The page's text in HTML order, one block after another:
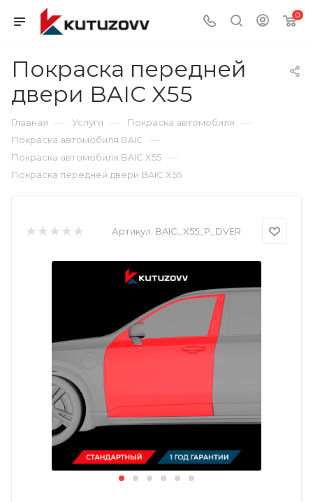
0
Покраска передней
двери BAIC X55
Главная — Услуги — Покраска автомобиля —
Покраска автомобиля BAIC —
Покраска автомобиля BAIC X55 —
Покраска передней двери BAIC X55
Артикул: BAIC_X55_P_DVER